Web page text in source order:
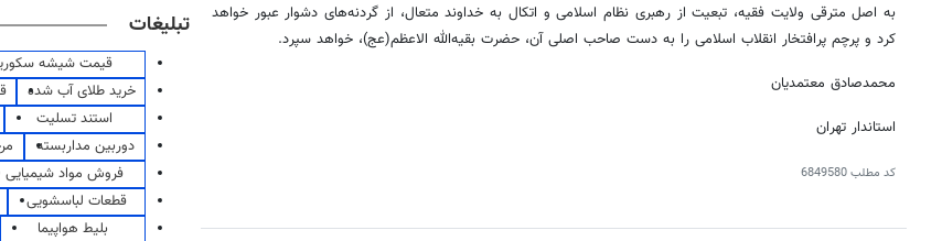
به اصل مترقی ولایت فقیه، تبعیت از رهبری نظام اسلامی و اتکال به خداوند متعال، از گردنه‌های دشوار عبور خواهد
کرد و پرچم پرافتخار انقلاب اسلامی را به دست صاحب اصلی آن، حضرت بقیه‌الله الاعظم(عج)، خواهد سپرد.
محمدصادق معتمدیان
استاندار تهران
کد مطلب6849580
تبلیغات
قیمت شیشه
خرید طلای آب شده
استند تسلیت
دوربین مداربسته
فروش مواد شیمیایی
قطعات لباسشویی
بلیط هواپیما